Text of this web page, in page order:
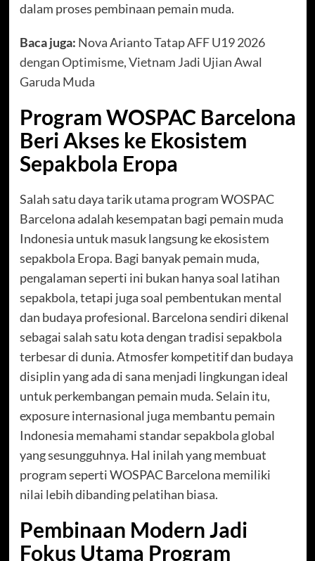
dalam proses pembinaan pemain muda.
Baca juga: Nova Arianto Tatap AFF U19 2026
dengan Optimisme, Vietnam Jadi Ujian Awal
Garuda Muda
Program WOSPAC Barcelona
Beri Akses ke Ekosistem
Sepakbola Eropa
Salah satu daya tarik utama program WOSPAC
Barcelona adalah kesempatan bagi pemain muda
Indonesia untuk masuk langsung ke ekosistem
sepakbola Eropa. Bagi banyak pemain muda,
pengalaman seperti ini bukan hanya soal latihan
sepakbola, tetapi juga soal pembentukan mental
dan budaya profesional. Barcelona sendiri dikenal
sebagai salah satu kota dengan tradisi sepakbola
terbesar di dunia. Atmosfer kompetitif dan budaya
disiplin yang ada di sana menjadi lingkungan ideal
untuk perkembangan pemain muda. Selain itu,
exposure internasional juga membantu pemain
Indonesia memahami standar sepakbola global
yang sesungguhnya. Hal inilah yang membuat
program seperti WOSPAC Barcelona memiliki
nilai lebih dibanding pelatihan biasa.
Pembinaan Modern Jadi
Fokus Utama Program